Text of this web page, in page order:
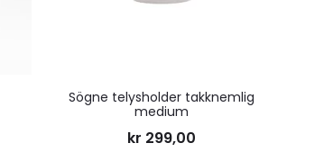
Sögne telysholder takknemlig
medium
kr 299,00